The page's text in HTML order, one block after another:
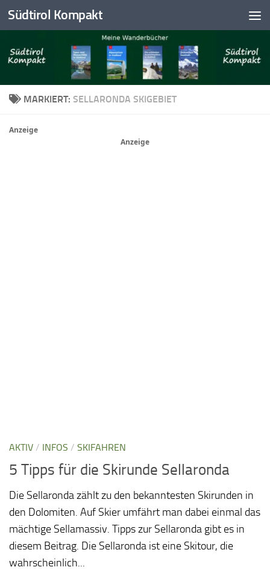
Skip to content
Südtirol Kompakt
MARKIERT: SELLARONDA SKIGEBIET
Anzeige
Anzeige
AKTIV / INFOS / SKIFAHREN
5 Tipps für die Skirunde Sellaronda
Die Sellaronda zählt zu den bekanntesten Skirunden in
den Dolomiten. Auf Skier umfährt man dabei einmal das
mächtige Sellamassiv. Tipps zur Sellaronda gibt es in
diesem Beitrag. Die Sellaronda ist eine Skitour, die
wahrscheinlich...